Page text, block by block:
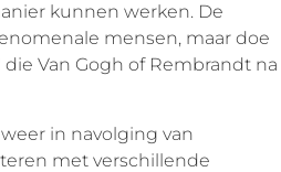
kunnen werken. De
mensen, maar doe
Van Gogh of Rembrandt na
in navolging van
met verschillende